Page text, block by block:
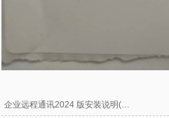
企业远程通讯2024 版安装说明(…